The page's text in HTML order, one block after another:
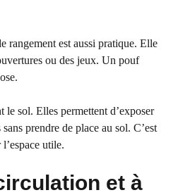
rangement est aussi pratique. Elle
ou des jeux. Un pouf
le sol. Elles permettent d’exposer
prendre de place au sol. C’est
utile.
et à